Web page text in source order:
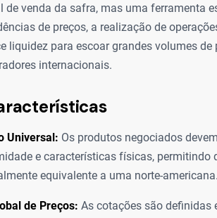
de venda da safra, mas uma ferramenta
de preços, a realização de
liquidez para escoar grandes volumes
internacionais.
Universal: Os produtos negociados
e características físicas, permitindo
equivalente a uma norte-americana.
de Preços: As cotações são definidas